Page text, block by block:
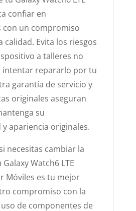
confiar en
con un compromiso
calidad. Evita los riesgos
a talleres no
intentar repararlo por tu
garantía de servicio y
originales aseguran
su
apariencia originales.
necesitas cambiar la
Watch6 LTE
Móviles es tu mejor
compromiso con la
uso de componentes de